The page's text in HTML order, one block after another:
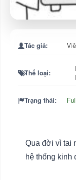
Tác giả:
Thể loại:
Trạng thái: Full
Qua đời vì tai
hệ thống kinh